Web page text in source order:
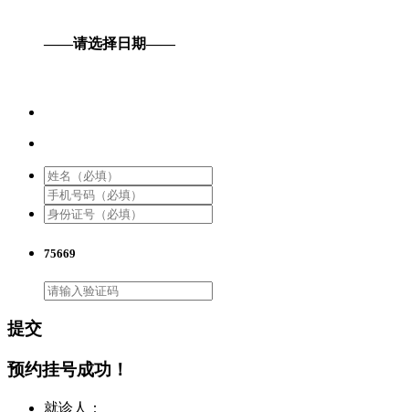
——请选择日期——
75669
提交
预约挂号成功！
就诊人：